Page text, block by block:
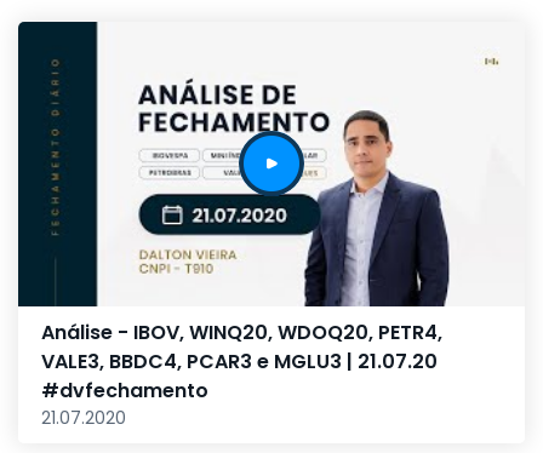
Análise - IBOV, WINQ20, WDOQ20, PETR4,
VALE3, BBDC4, PCAR3 e MGLU3 | 21.07.20
#dvfechamento
21.07.2020